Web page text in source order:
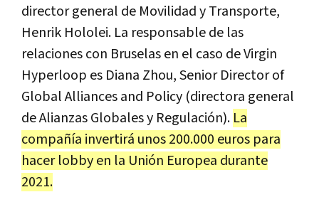
director general de Movilidad y Transporte,
Henrik Hololei. La responsable de las
relaciones con Bruselas en el caso de Virgin
Hyperloop es Diana Zhou, Senior Director of
Global Alliances and Policy (directora general
de Alianzas Globales y Regulación). La
compañía invertirá unos 200.000 euros para
hacer lobby en la Unión Europea durante
2021.